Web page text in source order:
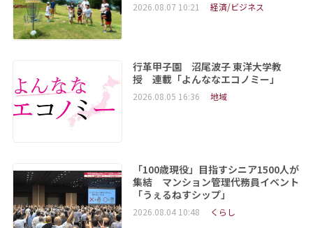
2026.08.07 10:21 経済/ビジネス
行革甲子園 沼尾波子 東洋大学教
授 連載「よんななエコノミー」
2026.08.05 16:36 地域
「100歳現役」目指すシニア1500人が
集結 マンション管理代務員イベント
「うぇるねすシップ」
2026.08.04 10:48 くらし